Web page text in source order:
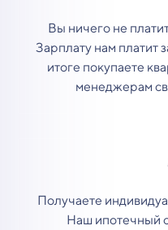
Вы ничего не
Зарплату нам платит
итоге покупаете
менеджерам
Получаете
Наш ипотечный